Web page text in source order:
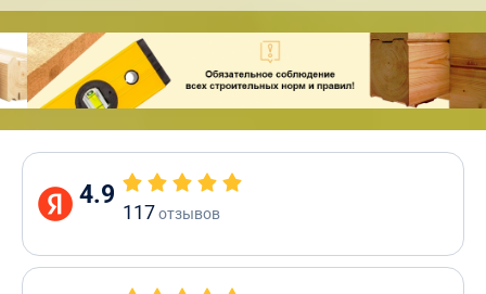
4.9
117отзывов